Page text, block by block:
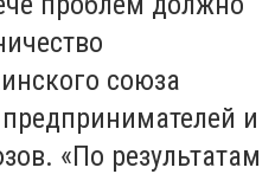
союза
и
«По результатам